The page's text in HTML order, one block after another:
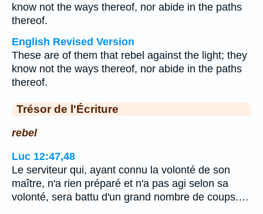
know not the ways thereof, nor abide in the paths
thereof.
English Revised Version
These are of them that rebel against the light; they
know not the ways thereof, nor abide in the paths
thereof.
Trésor de l'Écriture
rebel
Luc 12:47,48
Le serviteur qui, ayant connu la volonté de son
maître, n'a rien préparé et n'a pas agi selon sa
volonté, sera battu d'un grand nombre de coups.…